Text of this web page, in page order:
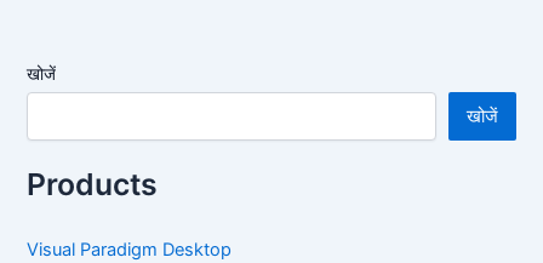
खोजें
खोजें
Products
Visual Paradigm Desktop